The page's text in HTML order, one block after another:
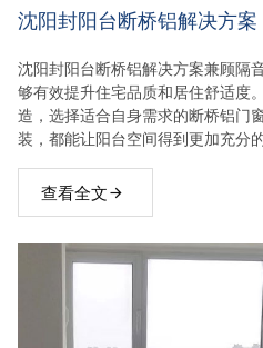
沈阳封阳台断桥铝解决方
沈阳封阳台断桥铝解决方案兼顾隔
够有效提升住宅品质和居住舒适度
造，选择适合自身需求的断桥铝门
装，都能让阳台空间得到更加充分的
查看全文